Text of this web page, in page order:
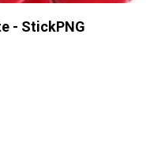
- StickPNG